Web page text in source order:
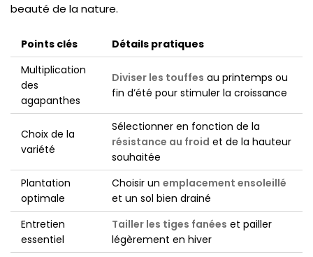
beauté de la nature.
Points clés
Détails pratiques
Multiplication
des
agapanthes
Diviser les touffes au printemps ou
fin d’été pour stimuler la croissance
Choix de la
variété
Sélectionner en fonction de la
résistance au froid et de la hauteur
souhaitée
Plantation
optimale
Choisir un emplacement ensoleillé
et un sol bien drainé
Entretien
essentiel
Tailler les tiges fanées et pailler
légèrement en hiver